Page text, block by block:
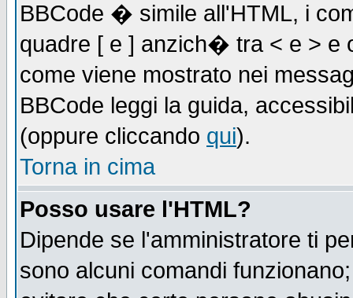
BBCode � simile all'HTML, i
quadre [ e ] anzich� tra < e > e
come viene mostrato nei
BBCode leggi la guida,
(oppure cliccando qui).
Torna in cima
Posso usare l'HTML?
Dipende se l'amministratore ti
sono alcuni comandi